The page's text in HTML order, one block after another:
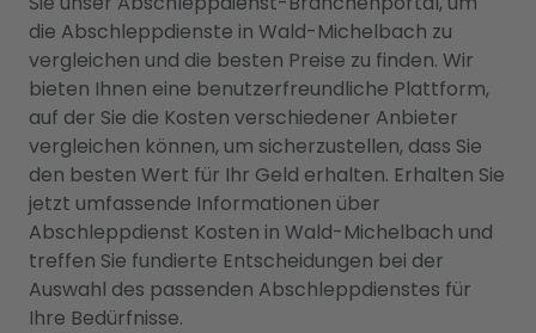
die Abschleppdienste in Wald-Michelbach zu
vergleichen und die besten Preise zu finden. Wir
bieten Ihnen eine benutzerfreundliche Plattform,
auf der Sie die Kosten verschiedener Anbieter
vergleichen können, um sicherzustellen, dass Sie
den besten Wert für Ihr Geld erhalten. Erhalten Sie
jetzt umfassende Informationen über
Abschleppdienst Kosten in Wald-Michelbach und
treffen Sie fundierte Entscheidungen bei der
Auswahl des passenden Abschleppdienstes für
Ihre Bedürfnisse.